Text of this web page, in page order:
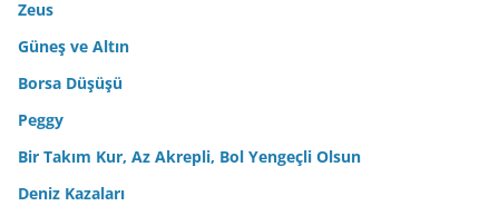
Zeus
Güneş ve Altın
Borsa Düşüşü
Peggy
Bir Takım Kur, Az Akrepli, Bol Yengeçli Olsun
Deniz Kazaları